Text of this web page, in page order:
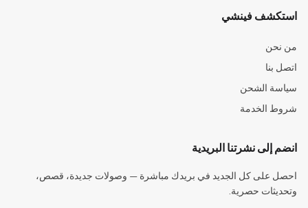
استكشف فينشي
من نحن
اتصل بنا
سياسة الشحن
شروط الخدمة
انضم إلى نشرتنا البريدية
احصل على كل الجديد في بريدك مباشرة — وصولات جديدة، قصص،
وتحديثات حصرية.